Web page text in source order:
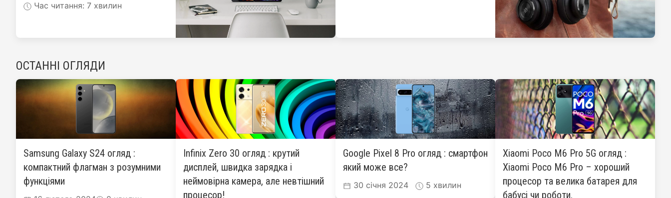
Час читання: 7 хвилин
ОСТАННІ ОГЛЯДИ
Samsung Galaxy S24 огляд :
компактний флагман з розумними
функціями
Infinix Zero 30 огляд : крутий
дисплей, швидка зарядка і
неймовірна камера, але невтішний
процесор!
Google Pixel 8 Pro огляд : смартфон
який може все?
30 січня 2024 5 хвилин
Xiaomi Poco M6 Pro 5G огляд :
Xiaomi Poco M6 Pro – хороший
процесор та велика батарея для
бабусі чи роботи.